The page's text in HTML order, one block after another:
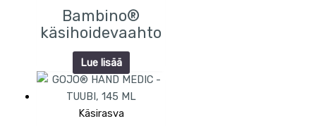
Bambino®
käsihoidevaahto
Lue lisää
Käsirasva